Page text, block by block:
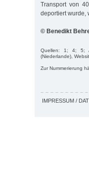
Transport von
deportiert wurde,
© Benedikt
Quellen: 1; 4; 5;
(Niederlande),
Zur Nummerierung
IMPRESSUM /